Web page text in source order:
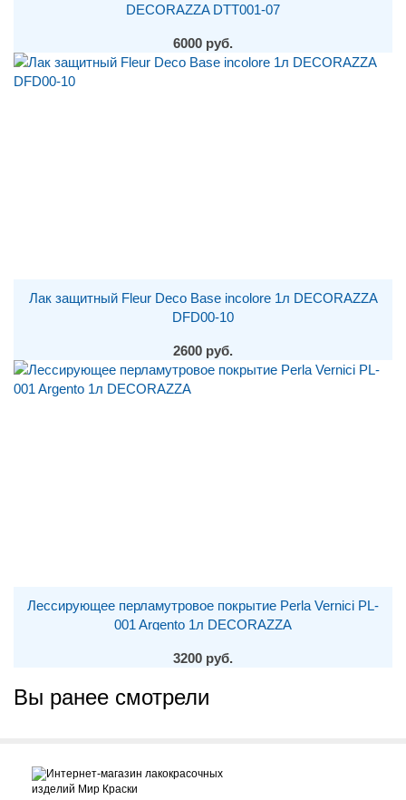
DECORAZZA DTT001-07
6000 руб.
Лак защитный Fleur Deco Base incolore 1л DECORAZZA
DFD00-10
2600 руб.
Лессирующее перламутровое покрытие Perla Vernici PL-
001 Argento 1л DECORAZZA
3200 руб.
Вы ранее смотрели